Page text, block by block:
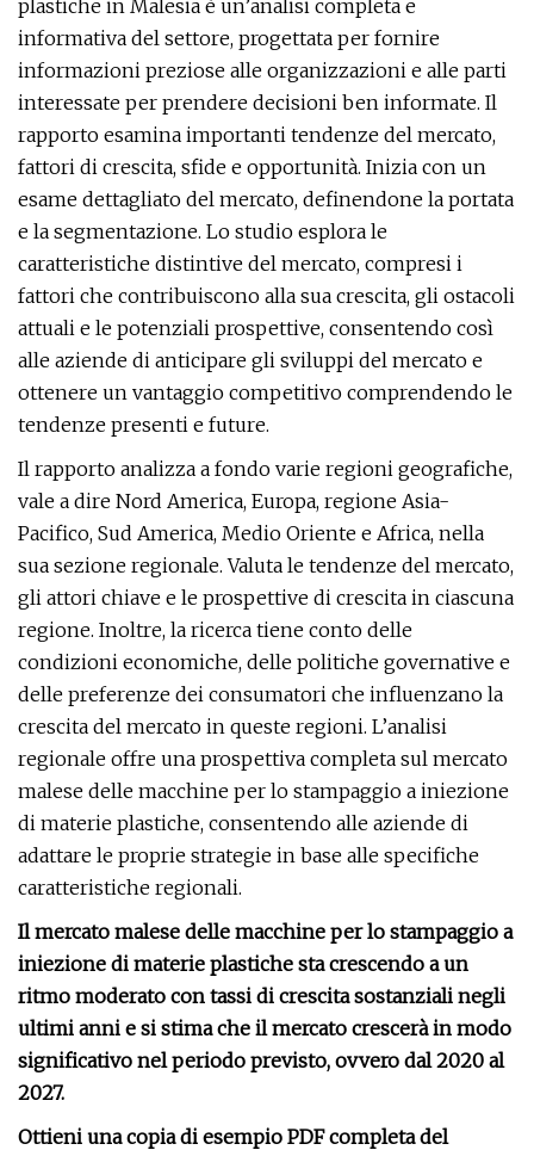
plastiche in Malesia è un’analisi completa e
informativa del settore, progettata per fornire
informazioni preziose alle organizzazioni e alle parti
interessate per prendere decisioni ben informate. Il
rapporto esamina importanti tendenze del mercato,
fattori di crescita, sfide e opportunità. Inizia con un
esame dettagliato del mercato, definendone la portata
e la segmentazione. Lo studio esplora le
caratteristiche distintive del mercato, compresi i
fattori che contribuiscono alla sua crescita, gli ostacoli
attuali e le potenziali prospettive, consentendo così
alle aziende di anticipare gli sviluppi del mercato e
ottenere un vantaggio competitivo comprendendo le
tendenze presenti e future.
Il rapporto analizza a fondo varie regioni geografiche,
vale a dire Nord America, Europa, regione Asia-
Pacifico, Sud America, Medio Oriente e Africa, nella
sua sezione regionale. Valuta le tendenze del mercato,
gli attori chiave e le prospettive di crescita in ciascuna
regione. Inoltre, la ricerca tiene conto delle
condizioni economiche, delle politiche governative e
delle preferenze dei consumatori che influenzano la
crescita del mercato in queste regioni. L’analisi
regionale offre una prospettiva completa sul mercato
malese delle macchine per lo stampaggio a iniezione
di materie plastiche, consentendo alle aziende di
adattare le proprie strategie in base alle specifiche
caratteristiche regionali.
Il mercato malese delle macchine per lo stampaggio a
iniezione di materie plastiche sta crescendo a un
ritmo moderato con tassi di crescita sostanziali negli
ultimi anni e si stima che il mercato crescerà in modo
significativo nel periodo previsto, ovvero dal 2020 al
2027.
Ottieni una copia di esempio PDF completa del